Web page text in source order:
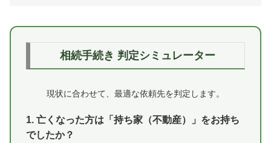
相続手続き 判定シミュレーター
現状に合わせて、最適な依頼先を判定します。
1. 亡くなった方は「持ち家（不動産）」をお持ち
でしたか？